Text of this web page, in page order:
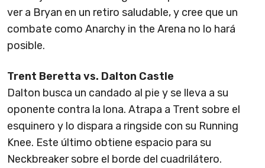
ver a Bryan en un retiro saludable, y cree que un
combate como Anarchy in the Arena no lo hará
posible.
Trent Beretta vs. Dalton Castle
Dalton busca un candado al pie y se lleva a su
oponente contra la lona. Atrapa a Trent sobre el
esquinero y lo dispara a ringside con su Running
Knee. Este último obtiene espacio para su
Neckbreaker sobre el borde del cuadrilátero.